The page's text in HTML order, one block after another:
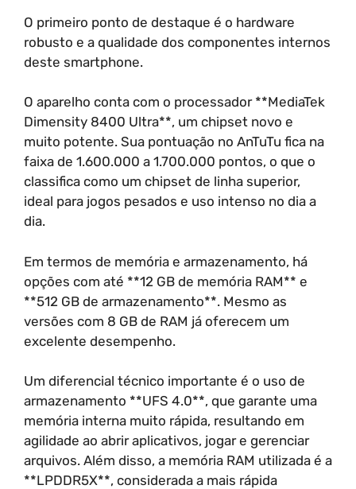
O primeiro ponto de destaque é o hardware
robusto e a qualidade dos componentes internos
deste smartphone.
O aparelho conta com o processador **MediaTek
Dimensity 8400 Ultra**, um chipset novo e
muito potente. Sua pontuação no AnTuTu fica na
faixa de 1.600.000 a 1.700.000 pontos, o que o
classifica como um chipset de linha superior,
ideal para jogos pesados e uso intenso no dia a
dia.
Em termos de memória e armazenamento, há
opções com até **12 GB de memória RAM** e
**512 GB de armazenamento**. Mesmo as
versões com 8 GB de RAM já oferecem um
excelente desempenho.
Um diferencial técnico importante é o uso de
armazenamento **UFS 4.0**, que garante uma
memória interna muito rápida, resultando em
agilidade ao abrir aplicativos, jogar e gerenciar
arquivos. Além disso, a memória RAM utilizada é a
**LPDDR5X**, considerada a mais rápida